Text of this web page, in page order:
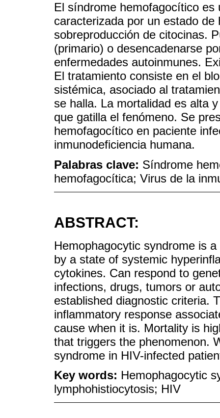
El síndrome hemofagocítico
caracterizada por un estado
sobreproducción de citocinas.
(primario) o desencadenarse
enfermedades autoinmunes.
El tratamiento consiste en el
sistémica, asociado al
se halla. La mortalidad es alta
que gatilla el fenómeno. Se
hemofagocítico en paciente
inmunodeficiencia humana.
Palabras clave: Síndrome
hemofagocítica; Virus de la
ABSTRACT:
Hemophagocytic syndrome is
by a state of systemic
cytokines. Can respond to
infections, drugs, tumors or
established diagnostic criteria.
inflammatory response
cause when it is. Mortality is
that triggers the phenomenon.
syndrome in HIV-infected
Key words: Hemophagocytic
lymphohistiocytosis; HIV